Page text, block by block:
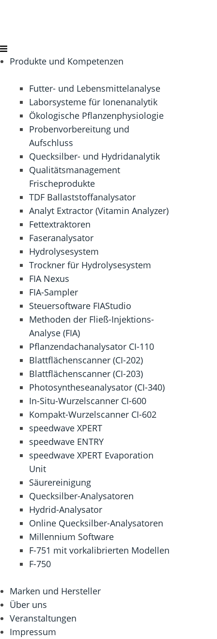
Produkte und Kompetenzen
Futter- und Lebensmittelanalyse
Laborsysteme für Ionenanalytik
Ökologische Pflanzenphysiologie
Probenvorbereitung und
Aufschluss
Quecksilber- und Hydridanalytik
Qualitätsmanagement
Frischeprodukte
TDF Ballaststoffanalysator
Analyt Extractor (Vitamin Analyzer)
Fettextraktoren
Faseranalysator
Hydrolysesystem
Trockner für Hydrolysesystem
FIA Nexus
FIA-Sampler
Steuersoftware FIAStudio
Methoden der Fließ-Injektions-
Analyse (FIA)
Pflanzendachanalysator CI-110
Blattflächenscanner (CI-202)
Blattflächenscanner (CI-203)
Photosyntheseanalysator (CI-340)
In-Situ-Wurzelscanner CI-600
Kompakt-Wurzelscanner CI-602
speedwave XPERT
speedwave ENTRY
speedwave XPERT Evaporation
Unit
Säurereinigung
Quecksilber-Analysatoren
Hydrid-Analysator
Online Quecksilber-Analysatoren
Millennium Software
F-751 mit vorkalibrierten Modellen
F-750
Marken und Hersteller
Über uns
Veranstaltungen
Impressum